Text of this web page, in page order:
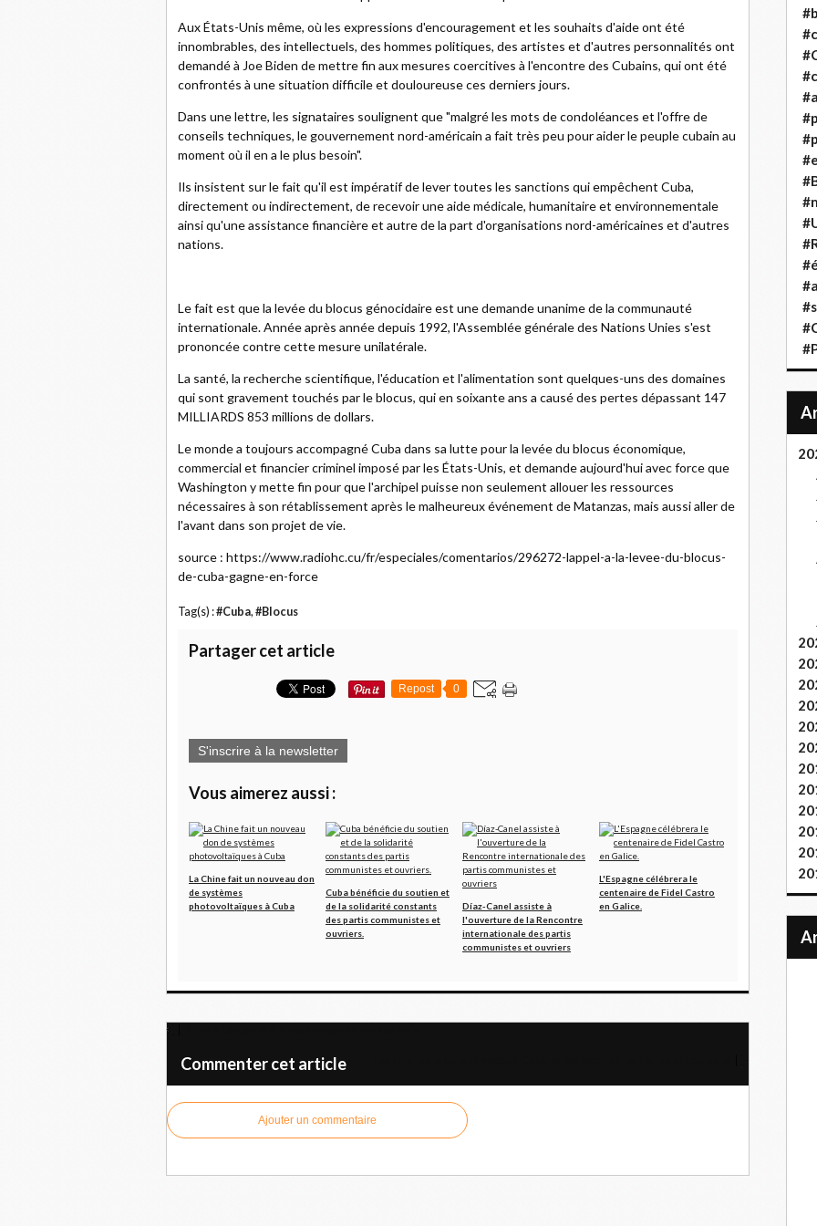
Aux États-Unis même, où les expressions d'encouragement et les souhaits d'aide ont été
innombrables, des intellectuels, des hommes politiques, des artistes et d'autres personnalités ont
demandé à Joe Biden de mettre fin aux mesures coercitives à l'encontre des Cubains, qui ont été
confrontés à une situation difficile et douloureuse ces derniers jours.
Dans une lettre, les signataires soulignent que "malgré les mots de condoléances et l'offre de
conseils techniques, le gouvernement nord-américain a fait très peu pour aider le peuple cubain au
moment où il en a le plus besoin".
Ils insistent sur le fait qu'il est impératif de lever toutes les sanctions qui empêchent Cuba,
directement ou indirectement, de recevoir une aide médicale, humanitaire et environnementale
ainsi qu'une assistance financière et autre de la part d'organisations nord-américaines et d'autres
nations.
Le fait est que la levée du blocus génocidaire est une demande unanime de la communauté
internationale. Année après année depuis 1992, l'Assemblée générale des Nations Unies s'est
prononcée contre cette mesure unilatérale.
La santé, la recherche scientifique, l'éducation et l'alimentation sont quelques-uns des domaines
qui sont gravement touchés par le blocus, qui en soixante ans a causé des pertes dépassant 147
MILLIARDS 853 millions de dollars.
Le monde a toujours accompagné Cuba dans sa lutte pour la levée du blocus économique,
commercial et financier criminel imposé par les États-Unis, et demande aujourd'hui avec force que
Washington y mette fin pour que l'archipel puisse non seulement allouer les ressources
nécessaires à son rétablissement après le malheureux événement de Matanzas, mais aussi aller de
l'avant dans son projet de vie.
source : https://www.radiohc.cu/fr/especiales/comentarios/296272-lappel-a-la-levee-du-blocus-
de-cuba-gagne-en-force
Tag(s) :#Cuba, #Blocus
Partager cet article
Repost 0
S'inscrire à la newsletter
Vous aimerez aussi :
La Chine fait un nouveau don
de systèmes
photovoltaïques à Cuba
Cuba bénéficie du soutien et
de la solidarité constants
des partis communistes et
ouvriers.
Díaz-Canel assiste à
l'ouverture de la Rencontre
internationale des partis
communistes et ouvriers
L'Espagne célébrera le
centenaire de Fidel Castro
en Galice.
Commenter cet article
Ajouter un commentaire